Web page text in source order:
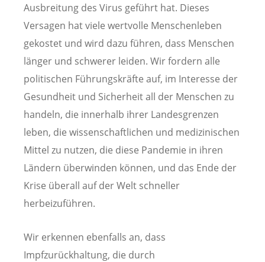
Ausbreitung des Virus geführt hat. Dieses
Versagen hat viele wertvolle Menschenleben
gekostet und wird dazu führen, dass Menschen
länger und schwerer leiden. Wir fordern alle
politischen Führungskräfte auf, im Interesse der
Gesundheit und Sicherheit all der Menschen zu
handeln, die innerhalb ihrer Landesgrenzen
leben, die wissenschaftlichen und medizinischen
Mittel zu nutzen, die diese Pandemie in ihren
Ländern überwinden können, und das Ende der
Krise überall auf der Welt schneller
herbeizuführen.
Wir erkennen ebenfalls an, dass
Impfzurückhaltung, die durch